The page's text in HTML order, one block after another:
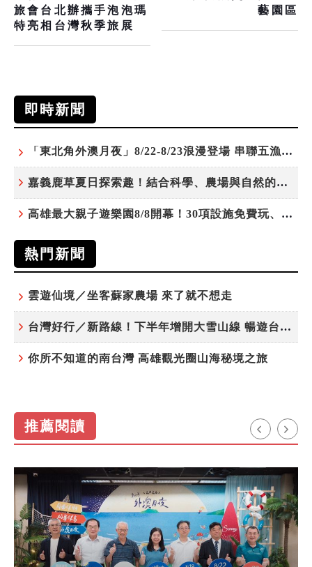
旅會台北辦攜手泡泡瑪
特亮相台灣秋季旅展
藝園區
即時新聞
「東北角外澳月夜」8/22-8/23浪漫登場 串聯五漁村、音樂、市集、火舞與慢旅共度夏夜
嘉義鹿草夏日探索趣！結合科學、農場與自然的親子小旅行
高雄最大親子遊樂園8/8開幕！30項設施免費玩、YOYO家族嗨翻暑假
熱門新聞
雲遊仙境／坐客蘇家農場 來了就不想走
台灣好行／新路線！下半年增開大雪山線 暢遊台中更便利
你所不知道的南台灣 高雄觀光圈山海秘境之旅
推薦閱讀